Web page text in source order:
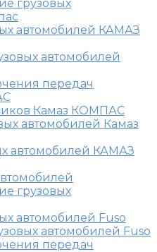
грузовых
автомобилей КАМАЗ
автомобилей
передач
Камаз КОМПАС
автомобилей Камаз
автомобилей КАМАЗ
грузовых
автомобилей Fuso
автомобилей Fuso
передач